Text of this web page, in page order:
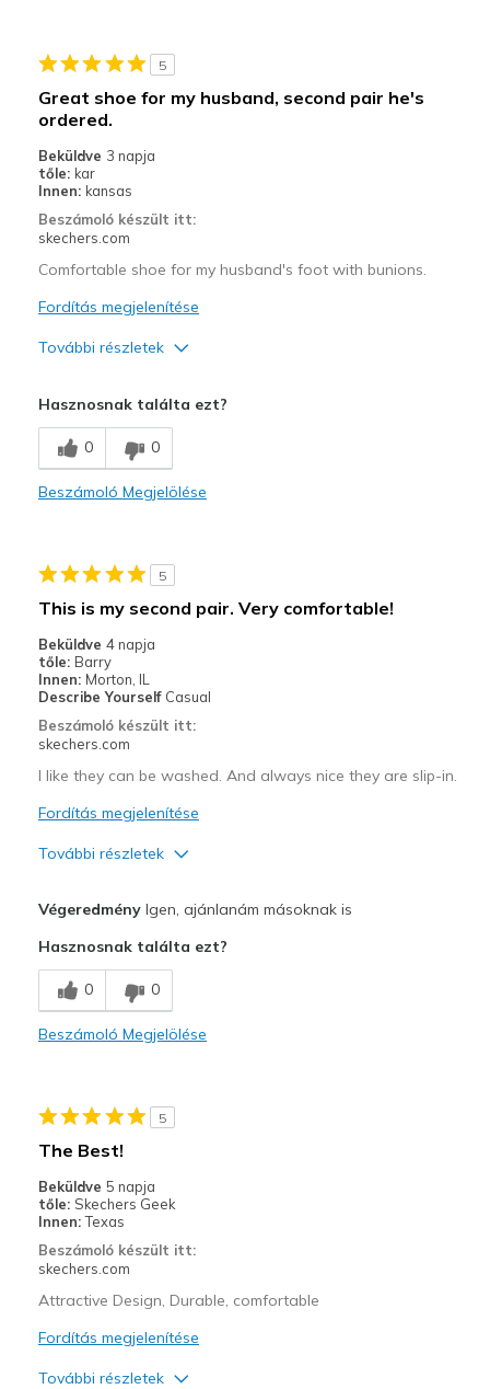
Sizing
Feels true to size
5
Great shoe for my husband, second pair he's
ordered.
Beküldve 3 napja
tőle: kar
Innen: kansas
Beszámoló készült itt:
skechers.com
Comfortable shoe for my husband's foot with bunions.
Fordítás megjelenítése
További részletek
Breathe Well
Comfortable
Stylish
Casual Wear
Going Out
Travel
Sizing
Feels true to size
Hasznosnak találta ezt?
0 0
Beszámoló Megjelölése
5
This is my second pair. Very comfortable!
Beküldve 4 napja
tőle: Barry
Innen: Morton, IL
Describe Yourself Casual
Beszámoló készült itt:
skechers.com
I like they can be washed. And always nice they are slip-in.
Fordítás megjelenítése
További részletek
Comfortable
Legjobb használat
Casual Wear
View On Shoes
VégeredményIgen, ajánlanám másoknak is
Hasznosnak találta ezt?
0 0
Beszámoló Megjelölése
5
The Best!
Beküldve 5 napja
tőle: Skechers Geek
Innen: Texas
Beszámoló készült itt:
skechers.com
Attractive Design, Durable, comfortable
Fordítás megjelenítése
További részletek